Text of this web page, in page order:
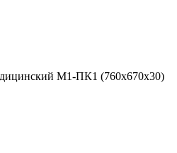
М1-ПК1 (760x670x30)